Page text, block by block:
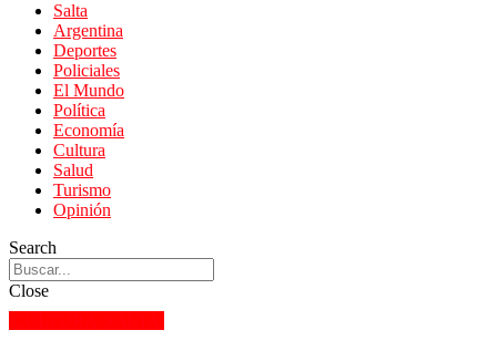
Salta
Argentina
Deportes
Policiales
El Mundo
Política
Economía
Cultura
Salud
Turismo
Opinión
Search
Close